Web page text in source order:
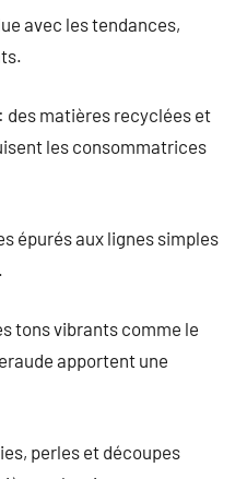
avec les tendances,
des matières recyclées et
les consommatrices
épurés aux lignes simples
tons vibrants comme le
apportent une
perles et découpes